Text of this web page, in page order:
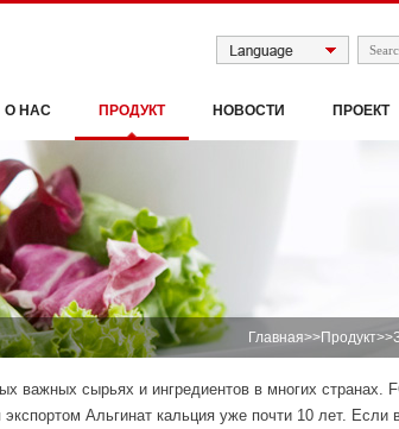
О НАС ПРОДУКТ НОВОСТИ ПРОЕКТ
Главная>>Продукт>>
важных сырьях и ингредиентов в многих странах.
Альгинат кальция уже почти 10 лет. Если